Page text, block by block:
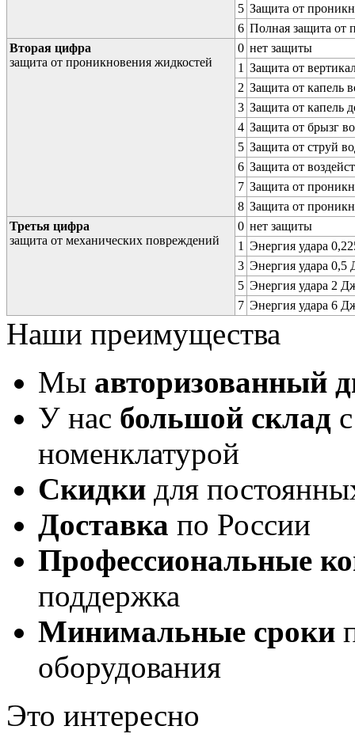
5 Защита от
6 Полная защита от
Вторая цифра
защита от проникновения жидкостей
0 нет защиты
1 Защита от
2 Защита от капель
3 Защита от капель
4 Защита от брызг
5 Защита от струй
6 Защита от
7 Защита от
8 Защита от
Третья цифра
защита от механических повреждений
0 нет защиты
1 Энергия удара
3 Энергия удара 0,5
5 Энергия удара 2
7 Энергия удара 6
Наши преимущества
Мы авторизованный
У нас большой склад
номенклатурой
Скидки для
Доставка по России
Профессиональные
поддержка
Минимальные сроки
оборудования
Это интересно